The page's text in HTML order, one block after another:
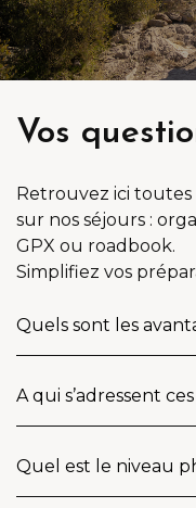
Vos
Retrouvez ici toutes
sur nos séjours :
GPX ou roadbook.
Simplifiez vos
Quels sont les
A qui s’adressent
Quel est le niveau